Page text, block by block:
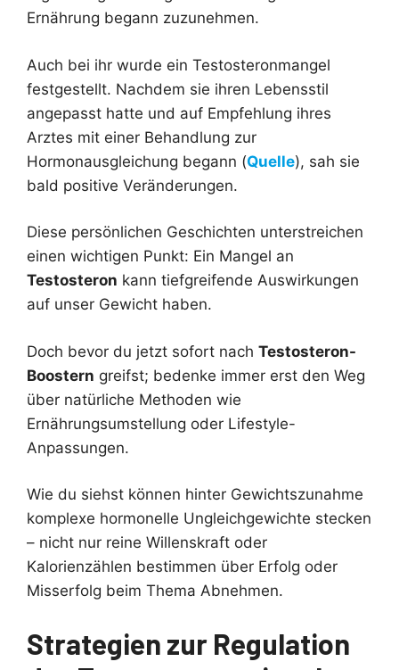
Ernährung begann zuzunehmen.
Auch bei ihr wurde ein Testosteronmangel
festgestellt. Nachdem sie ihren Lebensstil
angepasst hatte und auf Empfehlung ihres
Arztes mit einer Behandlung zur
Hormonausgleichung begann (Quelle), sah sie
bald positive Veränderungen.
Diese persönlichen Geschichten unterstreichen
einen wichtigen Punkt: Ein Mangel an
Testosteron kann tiefgreifende Auswirkungen
auf unser Gewicht haben.
Doch bevor du jetzt sofort nach Testosteron-
Boostern greifst; bedenke immer erst den Weg
über natürliche Methoden wie
Ernährungsumstellung oder Lifestyle-
Anpassungen.
Wie du siehst können hinter Gewichtszunahme
komplexe hormonelle Ungleichgewichte stecken
– nicht nur reine Willenskraft oder
Kalorienzählen bestimmen über Erfolg oder
Misserfolg beim Thema Abnehmen.
Strategien zur Regulation